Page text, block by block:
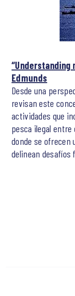
“Understanding
Edmunds
Desde una
revisan este
actividades que
pesca ilegal
donde se ofrecen
delinean desafíos